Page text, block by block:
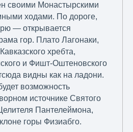
своими Монастырскими
ходами. По дороге,
— открывается
гор. Плато Лагонаки,
хребта,
и Фишт-Оштеновского
видны как на ладони.
возможность
источнике Святого
Пантелеймона,
горы Физиабго.